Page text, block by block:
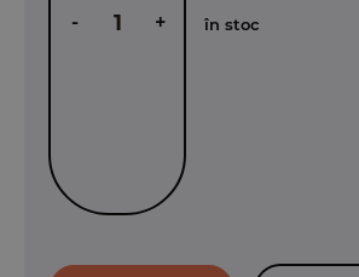
- + în stoc